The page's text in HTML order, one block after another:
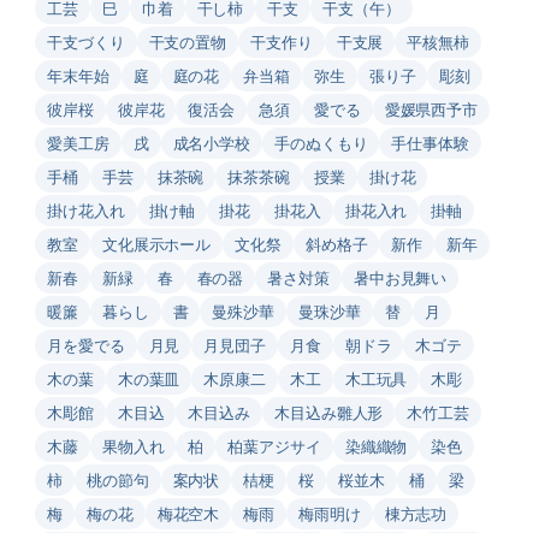
工芸 巳 巾着 干し柿 干支
干支（午）
干支づくり
干支の置物 干支作り 干支展
平核無柿
年末年始
庭 庭の花 弁当箱 弥生 張り子
彫刻
彼岸桜
彼岸花 復活会 急須 愛でる
愛媛県西予市
愛美工房
戌 成名小学校 手のぬくもり
手仕事体験
手桶
手芸 抹茶碗 抹茶茶碗 授業
掛け花
掛け花入れ
掛け軸 掛花 掛花入 掛花入れ
掛軸
教室
文化展示ホール 文化祭 斜め格子 新作
新年
新春
新緑 春 春の器 暑さ対策
暑中お見舞い
暖簾
暮らし 書 曼殊沙華 曼珠沙華 替
月
月を愛でる
月見 月見団子 月食 朝ドラ
木ゴテ
木の葉
木の葉皿 木原康二 木工 木工玩具
木彫
木彫館
木目込 木目込み 木目込み雛人形
木竹工芸
木藤
果物入れ 柏 柏葉アジサイ 染織織物
染色
柿
桃の節句 案内状 桔梗 桜 桜並木 桶
梁
梅
梅の花 梅花空木 梅雨 梅雨明け
棟方志功